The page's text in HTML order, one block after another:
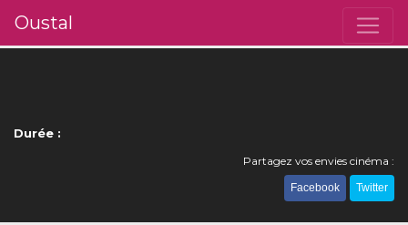
Oustal
Durée :
Partagez vos envies cinéma :
Facebook Twitter